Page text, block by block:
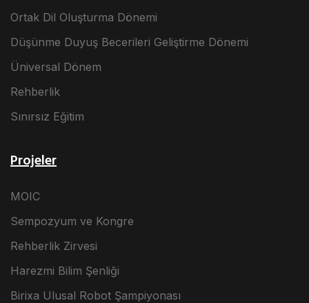
Ortak Dil Oluşturma Dönemi
Düşünme Duyuş Becerileri Geliştirme Dönemi
Üniversal Dönem
Rehberlik
Sınırsız Eğitim
Projeler
MOIC
Sempozyum ve Kongre
Rehberlik Zirvesi
Harezmi Bilim Şenliği
Birixa Ulusal Robot Şampiyonası